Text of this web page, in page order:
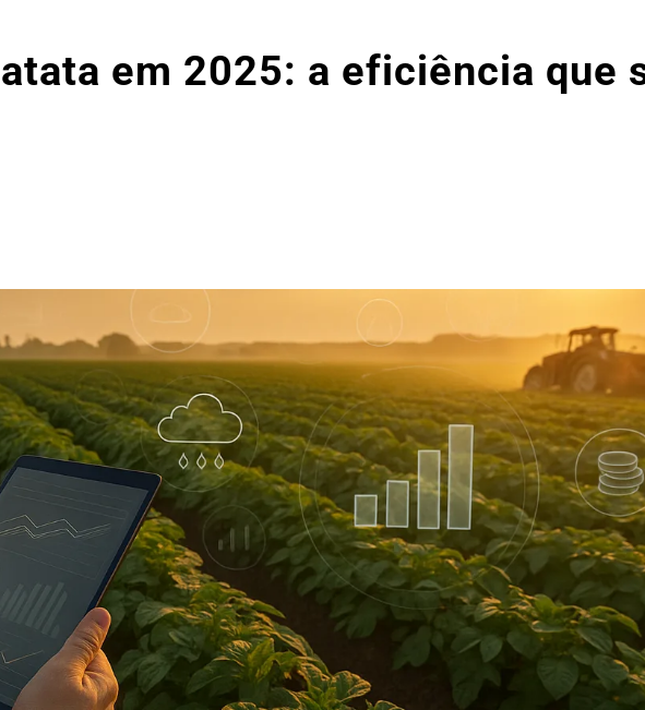
em 2025: a eficiência que